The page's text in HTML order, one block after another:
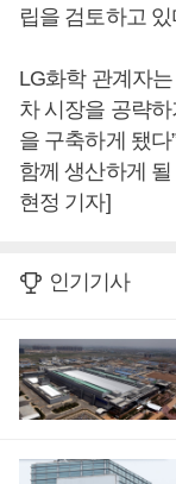
립을 검토하고 있
LG화학 관계자
차 시장을 공략
을 구축하게 됐다
함께 생산하게
현정 기자]
인기기사